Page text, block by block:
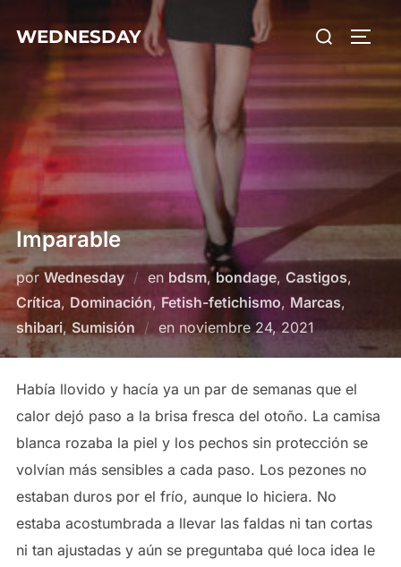
contenido
WEDNESDAY Buscar:
Imparable
por Wednesday en bdsm,bondage, Castigos,
Crítica, Dominación, Fetish-fetichismo, Marcas,
shibari, Sumisión en Publicado
noviembre 24, 2021
Había llovido y hacía ya un par de semanas que el
calor dejó paso a la brisa fresca del otoño. La camisa
blanca rozaba la piel y los pechos sin protección se
volvían más sensibles a cada paso. Los pezones no
estaban duros por el frío, aunque lo hiciera. No
estaba acostumbrada a llevar las faldas ni tan cortas
ni tan ajustadas y aún se preguntaba qué loca idea le